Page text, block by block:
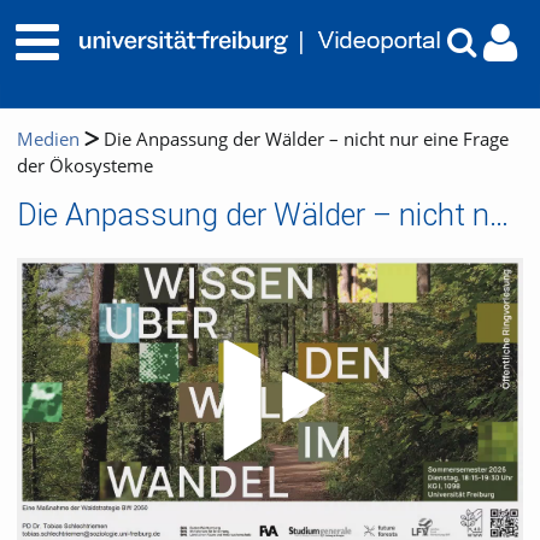
Medien
Die Anpassung der Wälder – nicht nur eine Frage
der Ökosysteme
Die Anpassung der Wälder – nicht nur eine Frage der Ökosysteme